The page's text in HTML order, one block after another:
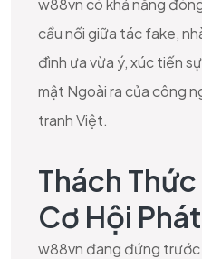
cầu nối giữa tác fake,
đình ưa vừa ý, xúc tiến
mật Ngoài ra của công
tranh Việt.
Thách
Cơ Hội
w88vn đang đứng